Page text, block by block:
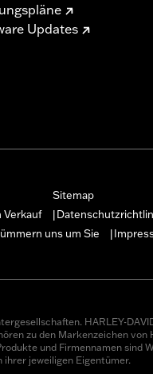
Updates
Sitemap
Verkauf
uns um Sie
HARLEY-
zu den Markenzeichen
und Firmennamen sind
jeweiligen Eigentümer.